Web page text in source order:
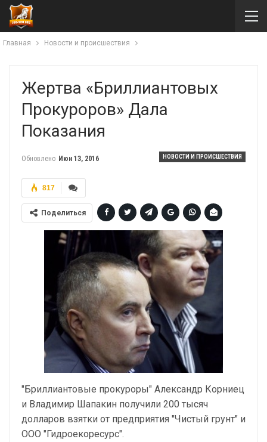
Главная Новости и происшествия
Жертва «бриллиантовых
Прокуроров» Дала
Показания
НОВОСТИ И ПРОИСШЕСТВИЯ
Обновлено Июн 13, 2016
817
Поделиться
"Бриллиантовые прокуроры" Александр Корниец
и Владимир Шапакин получили 200 тысяч
долларов взятки от предприятия "Чистый грунт" и
ООО "Гидроекоресурс".